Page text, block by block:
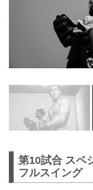
第10試合 スペ
フルスイング